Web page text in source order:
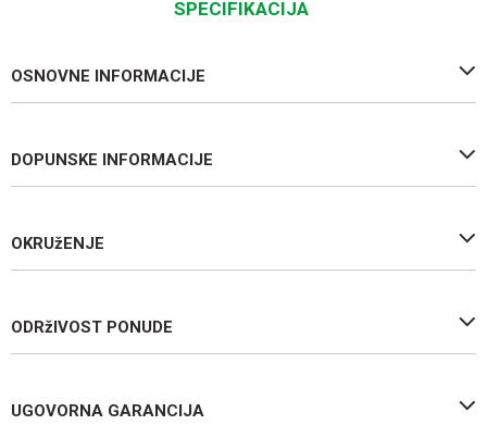
SPECIFIKACIJA
OSNOVNE INFORMACIJE
DOPUNSKE INFORMACIJE
OKRUžENJE
ODRžIVOST PONUDE
UGOVORNA GARANCIJA